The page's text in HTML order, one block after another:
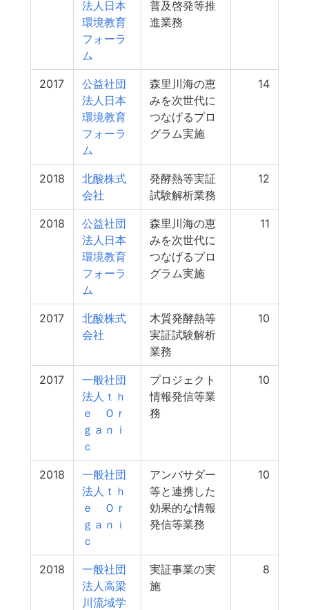
法人日本
環境教育
フォーラ
ム
普及啓発等推
進業務
2017
公益社団
法人日本
環境教育
フォーラ
ム
森里川海の恵
みを次世代に
つなげるプロ
グラム実施
14
2018
北酸株式
会社
発酵熱等実証
試験解析業務
12
2018
公益社団
法人日本
環境教育
フォーラ
ム
森里川海の恵
みを次世代に
つなげるプロ
グラム実施
11
2017
北酸株式
会社
木質発酵熱等
実証試験解析
業務
10
2017
一般社団
法人ｔｈ
ｅ Ｏｒ
ｇａｎｉ
ｃ
プロジェクト
情報発信等業
務
10
2018
一般社団
法人ｔｈ
ｅ Ｏｒ
ｇａｎｉ
ｃ
アンバサダー
等と連携した
効果的な情報
発信等業務
10
2018
一般社団
法人高梁
川流域学
実証事業の実
施
8